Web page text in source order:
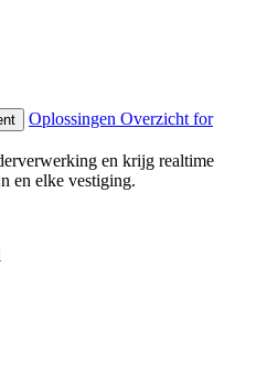
Oplossingen Overzicht for
en krijg realtime
en elke vestiging.